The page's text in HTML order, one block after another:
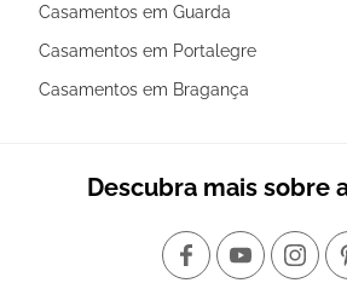
Casamentos em Guarda
Casamentos em Portalegre
Casamentos em Bragança
Descubra mais sobre